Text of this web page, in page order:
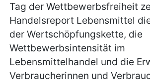
Tag der Wettbewerbsfreiheit
Handelsreport Lebensmittel
der Wertschöpfungskette, die
Wettbewerbsintensität im
Lebensmittelhandel und die
Verbraucherinnen und